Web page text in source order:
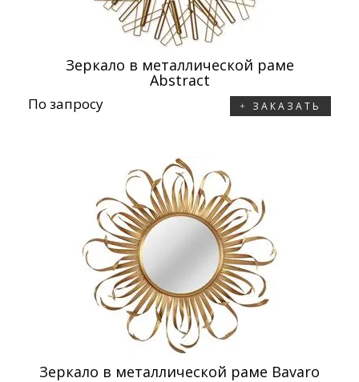
Зеркало в металлической раме
Abstract
По запросу ЗАКАЗАТЬ
Зеркало в металлической раме Bavaro